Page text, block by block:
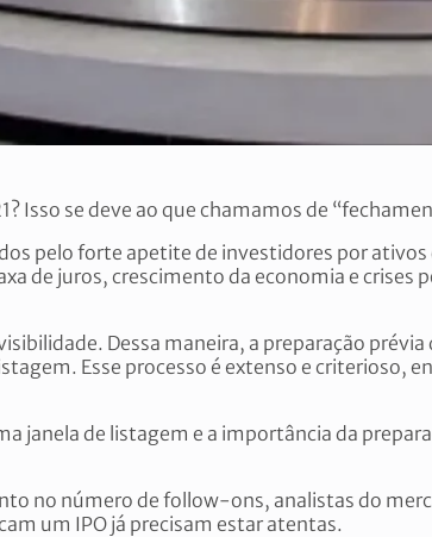
Isso se deve ao que chamamos de
pelo forte apetite de investidores por ativos
de juros, crescimento da economia e crises
Dessa maneira, a preparação prévia
Esse processo é extenso e criterioso,
janela de listagem e a importância da
no número de follow-ons, analistas do
um IPO já precisam estar atentas.